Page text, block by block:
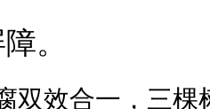
。